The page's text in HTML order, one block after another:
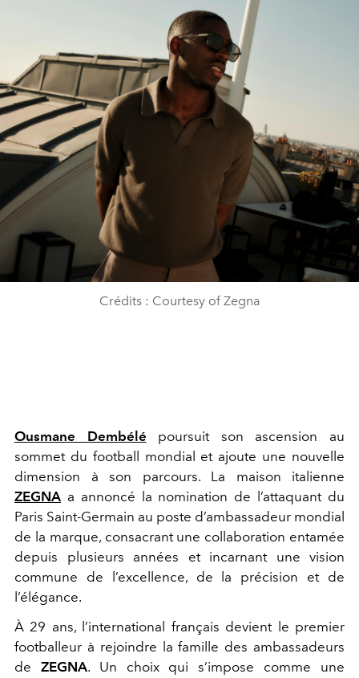
Crédits : Courtesy of Zegna
Ousmane Dembélé poursuit son ascension au
sommet du football mondial et ajoute une nouvelle
dimension à son parcours. La maison italienne
ZEGNA a annoncé la nomination de l’attaquant du
Paris Saint-Germain au poste d’ambassadeur mondial
de la marque, consacrant une collaboration entamée
depuis plusieurs années et incarnant une vision
commune de l’excellence, de la précision et de
l’élégance.
À 29 ans, l’international français devient le premier
footballeur à rejoindre la famille des ambassadeurs
de ZEGNA. Un choix qui s’impose comme une